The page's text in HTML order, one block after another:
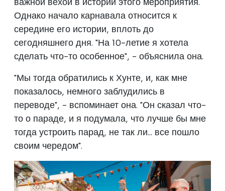
Однако начало карнавала относится к
середине его истории, вплоть до
сегодняшнего дня. "На 10-летие я хотела
сделать что-то особенное", - объяснила она.
"Мы тогда обратились к Хунте, и, как мне
показалось, немного заблудились в
переводе", - вспоминает она. "Он сказал что-
то о параде, и я подумала, что лучше бы мне
тогда устроить парад, не так ли... все пошло
своим чередом".